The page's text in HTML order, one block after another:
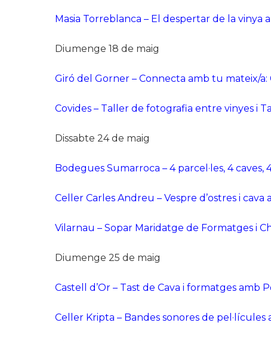
Masia Torreblanca – El despertar de la vinya
Diumenge 18 de maig
Giró del Gorner – Connecta amb tu mateix/
Covides – Taller de fotografia entre vinyes i
Dissabte 24 de maig
Bodegues Sumarroca – 4 parcel·les, 4 caves,
Celler Carles Andreu – Vespre d’ostres i
Vilarnau – Sopar Maridatge de Formatges i
Diumenge 25 de maig
Castell d’Or – Tast de Cava i formatges amb
Celler Kripta – Bandes sonores de